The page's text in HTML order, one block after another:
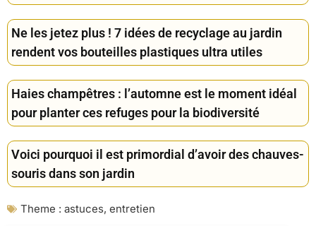
Ne les jetez plus ! 7 idées de recyclage au jardin
rendent vos bouteilles plastiques ultra utiles
Haies champêtres : l’automne est le moment idéal
pour planter ces refuges pour la biodiversité
Voici pourquoi il est primordial d’avoir des chauves-
souris dans son jardin
Theme : astuces, entretien